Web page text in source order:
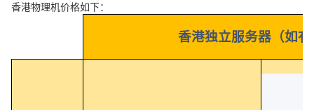
香港物理机价格如下：
香港独立服务器（如